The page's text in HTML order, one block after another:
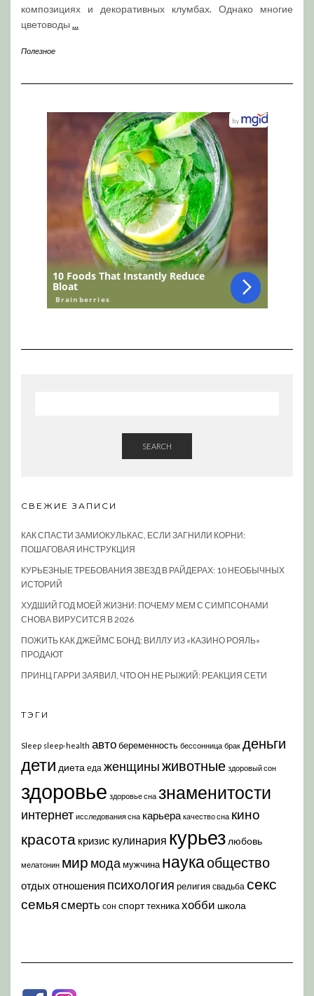
композициях и декоративных клумбах. Однако многие
цветоводы ...
Полезное
SEARCH
СВЕЖИЕ ЗАПИСИ
КАК СПАСТИ ЗАМИОКУЛЬКАС, ЕСЛИ ЗАГНИЛИ КОРНИ:
ПОШАГОВАЯ ИНСТРУКЦИЯ
КУРЬЕЗНЫЕ ТРЕБОВАНИЯ ЗВЕЗД В РАЙДЕРАХ: 10 НЕОБЫЧНЫХ
ИСТОРИЙ
ХУДШИЙ ГОД МОЕЙ ЖИЗНИ: ПОЧЕМУ МЕМ С СИМПСОНАМИ
СНОВА ВИРУСИТСЯ В 2026
ПОЖИТЬ КАК ДЖЕЙМС БОНД: ВИЛЛУ ИЗ «КАЗИНО РОЯЛЬ»
ПРОДАЮТ
ПРИНЦ ГАРРИ ЗАЯВИЛ, ЧТО ОН НЕ РЫЖИЙ: РЕАКЦИЯ СЕТИ
ТЭГИ
Sleep sleep-health автобеременность бессонница брак деньги
дети диета еда женщиныживотные здоровый сон
здоровье здоровье сна знаменитости
интернет исследования сна карьера качество сна кино
красота кризис кулинария курьез любовь
мелатонин мир модамужчина наукаобщество
отдых отношения психология религия свадьба секс
семья смерть сон спорттехникахобби школа